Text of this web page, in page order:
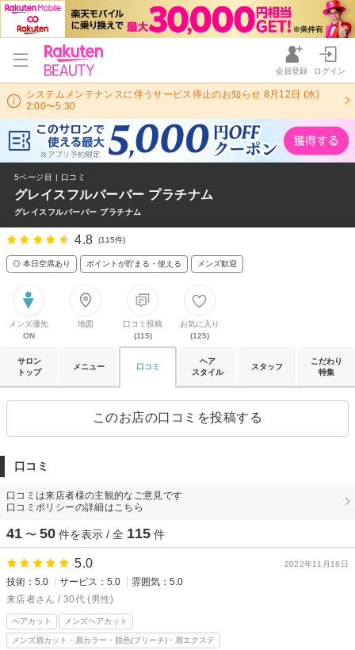
会員登録 ログイン
システムメンテナンスに伴うサービス停止のお知らせ 8月12日 (水)
2:00〜5:30
5ページ目 | 口コミ
グレイスフルバーバー プラチナム
グレイスフルバーバー プラチナム
4.8 (115件)
◎ 本日空席あり ポイントが貯まる・使える メンズ歓迎
メンズ優先
ON
地図
口コミ投稿
(115)
お気に入り
(125)
サロン
トップ
メニュー 口コミ
ヘア
スタイル
スタッフ
こだわり
特集
このお店の口コミを投稿する
口コミ
口コミは来店者様の主観的なご意見です
口コミポリシーの詳細はこちら
41 〜 50 件を表示 / 全 115 件
2022年11月18日
5.0
技術：5.0 サービス：5.0
雰囲気：5.0
来店者さん / 30代 (男性)
ヘアカット メンズヘアカット
メンズ眉カット・眉カラー・脱色(ブリーチ)・眉エクステ